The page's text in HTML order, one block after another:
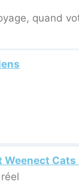
quand
Weenect Cats